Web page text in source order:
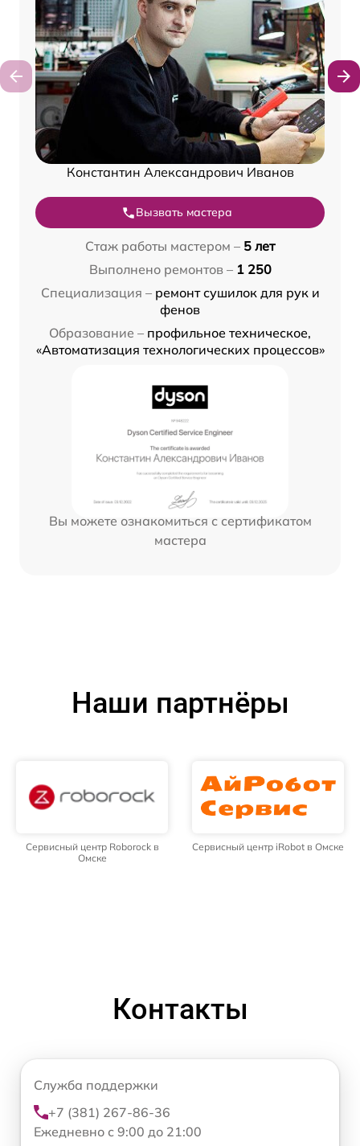
Константин Александрович Иванов
Вызвать мастера
Стаж работы мастером – 5 лет
Выполнено ремонтов – 1 250
Специализация – ремонт сушилок для рук и
фенов
Образование – профильное техническое,
«Автоматизация технологических процессов»
Вы можете ознакомиться с сертификатом
мастера
Наши партнёры
Сервисный центр Roborock в
Омске
Сервисный центр iRobot в Омске
Контакты
Служба поддержки
+7 (381) 267-86-36
Ежедневно с 9:00 до 21:00